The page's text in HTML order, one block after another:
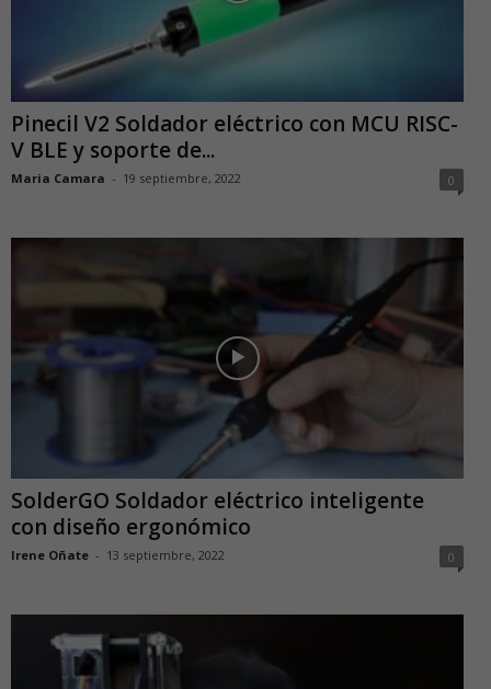
Pinecil V2 Soldador eléctrico con MCU RISC-
V BLE y soporte de...
Maria Camara - 19 septiembre, 2022 0
SolderGO Soldador eléctrico inteligente
con diseño ergonómico
Irene Oñate - 13 septiembre, 2022 0